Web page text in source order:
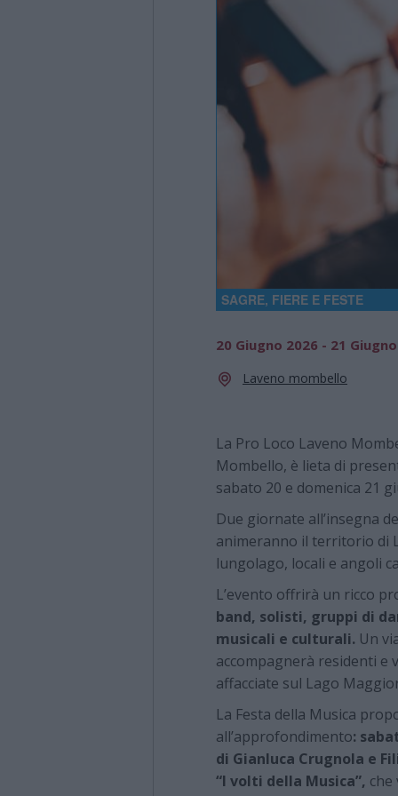
SAGRE, FIERE E FESTE
20 Giugno 2026 - 21
Laveno mombello
La Pro Loco Laveno
Mombello, è lieta di
sabato 20 e domenica 21
Due giornate all’insegna
animeranno il territorio di
lungolago, locali e angoli
L’evento offrirà un ricco
band, solisti, gruppi di
musicali e culturali. Un
accompagnerà residenti e
affacciate sul Lago
La Festa della Musica
all’approfondimento:
di Gianluca Crugnola e
“I volti della Musica”,